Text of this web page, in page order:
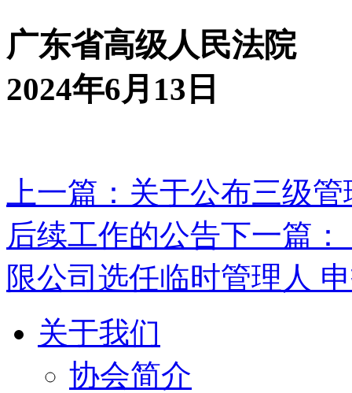
广东省高级人民法院
2024年6月13日
上一篇： 关于公布三级
后续工作的公告下一篇：
限公司选任临时管理人
关于我们
协会简介